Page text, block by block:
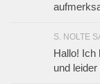
S. NOLTE
Hallo! Ich
und leider